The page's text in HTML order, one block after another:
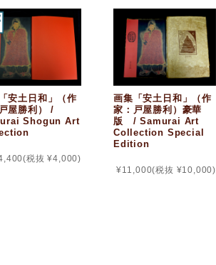
安土日和」（作
屋勝利） /
Shogun Art
(税抜 ¥4,000)
画集「安土日和」（作
家：戸屋勝利）豪華
版 / Samurai Art
Collection Special
Edition
¥11,000(税抜 ¥10,000)